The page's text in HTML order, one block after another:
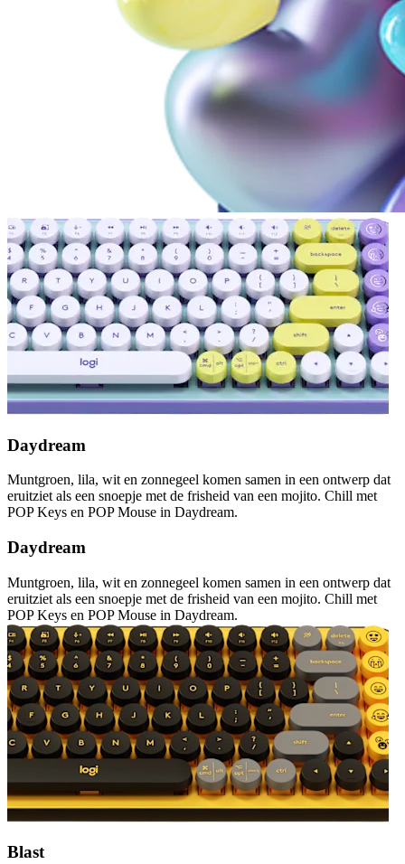
Daydream
Muntgroen, lila, wit en zonnegeel komen samen in een ontwerp dat
eruitziet als een snoepje met de frisheid van een mojito. Chill met
POP Keys en POP Mouse in Daydream.
Daydream
Muntgroen, lila, wit en zonnegeel komen samen in een ontwerp dat
eruitziet als een snoepje met de frisheid van een mojito. Chill met
POP Keys en POP Mouse in Daydream.
Blast